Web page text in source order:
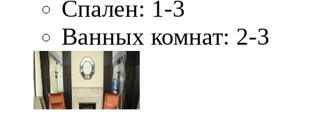
Спален: 1-3
Ванных комнат: 2-3